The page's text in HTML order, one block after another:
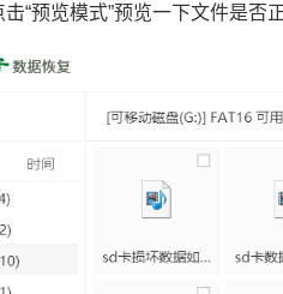
“预览模式”预览一下文件是否